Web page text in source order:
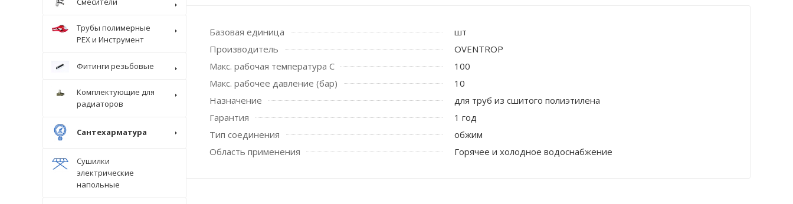
Базовая единица
шт
Производитель
OVENTROP
Макс. рабочая температура С
100
Макс. рабочее давление (бар)
10
Назначение
для труб из сшитого полиэтилена
Гарантия
1 год
Тип соединения
обжим
Область применения
Горячее и холодное водоснабжение
Крепеж стоек для поручня
Трубы полимерные
PEX и Инструмент
Фитинги резьбовые
Комплектующие для
радиаторов
Сантехарматура
Сушилки
электрические
напольные